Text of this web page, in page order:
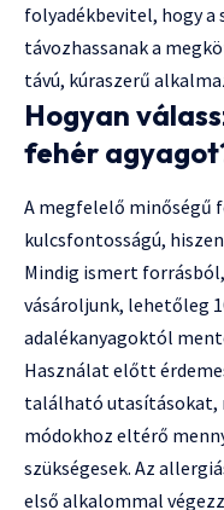
folyadékbevitel, hogy a
távozhassanak a
távú, kúraszerű
Hogyan
fehér
A megfelelő minőségű
kulcsfontosságú,
Mindig ismert
vásároljunk, lehetőleg
adalékanyagoktól
Használat előtt
található utasításokat,
módokhoz eltérő
szükségesek. Az
első alkalommal